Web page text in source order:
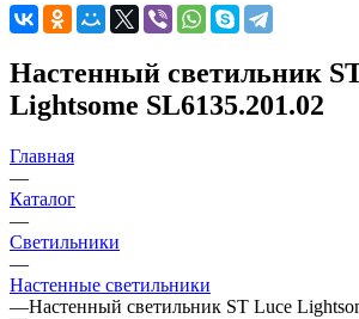
Настенный светильник
Lightsome SL6135.201.02
Главная
—
Каталог
—
Светильники
—
Настенные светильники
—Настенный светильник ST Luce